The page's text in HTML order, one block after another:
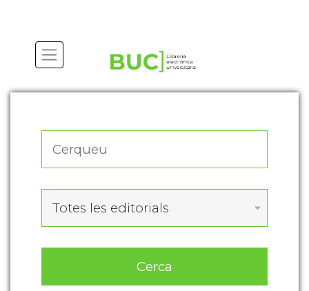
Totes les editorials
Cerca